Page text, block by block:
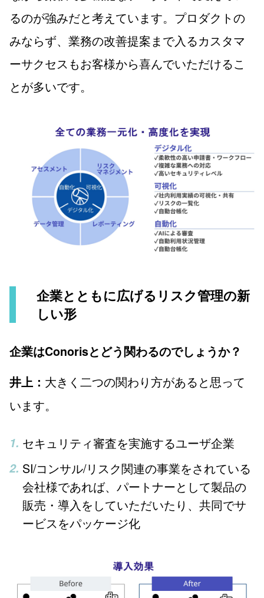
るのが強みだと考えています。プロダクトの
みならず、業務の改善提案まで入るカスタマ
ーサクセスもお客様から喜んでいただけるこ
とが多いです。
企業とともに広げるリスク管理の新
しい形
企業はConorisとどう関わるのでしょうか？
井上： 大きく二つの関わり方があると思って
います。
セキュリティ審査を実施するユーザ企業
SI/コンサル/リスク関連の事業をされている
会社様であれば、パートナーとして製品の
販売・導入をしていただいたり、共同でサ
ービスをパッケージ化